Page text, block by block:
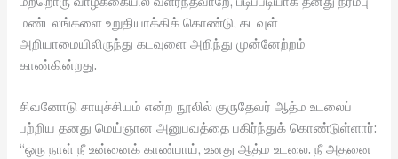
மண்டலங்களை உறுதியாக்கிக் கொண்டு, கடவுள்
அறியாமையிலிருந்து கடவுளை அறிந்து முன்னேற்றம்
காண்கின்றது.
சிவனோடு சாயுச்சியம் என்ற நூலில் குருதேவர் ஆத்ம உடலைப்
பற்றிய தனது மெய்ஞான அனுபவத்தை பகிர்ந்துக் கொண்டுள்ளார்:
“ஒரு நாள் நீ உன்னைக் காண்பாய், உனது ஆத்ம உடலை. நீ அதனை